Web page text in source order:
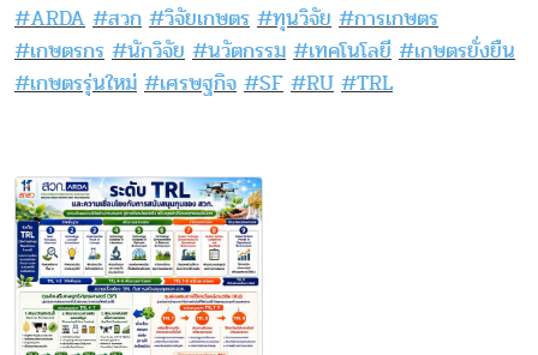
#ARDA #สวก #วิจัยเกษตร #ทุนวิจัย #การเกษตร
#เกษตรกร #นักวิจัย #นวัตกรรม #เทคโนโลยี #เกษตรยั่งยืน
#เกษตรรุ่นใหม่ #เศรษฐกิจ #SF #RU #TRL